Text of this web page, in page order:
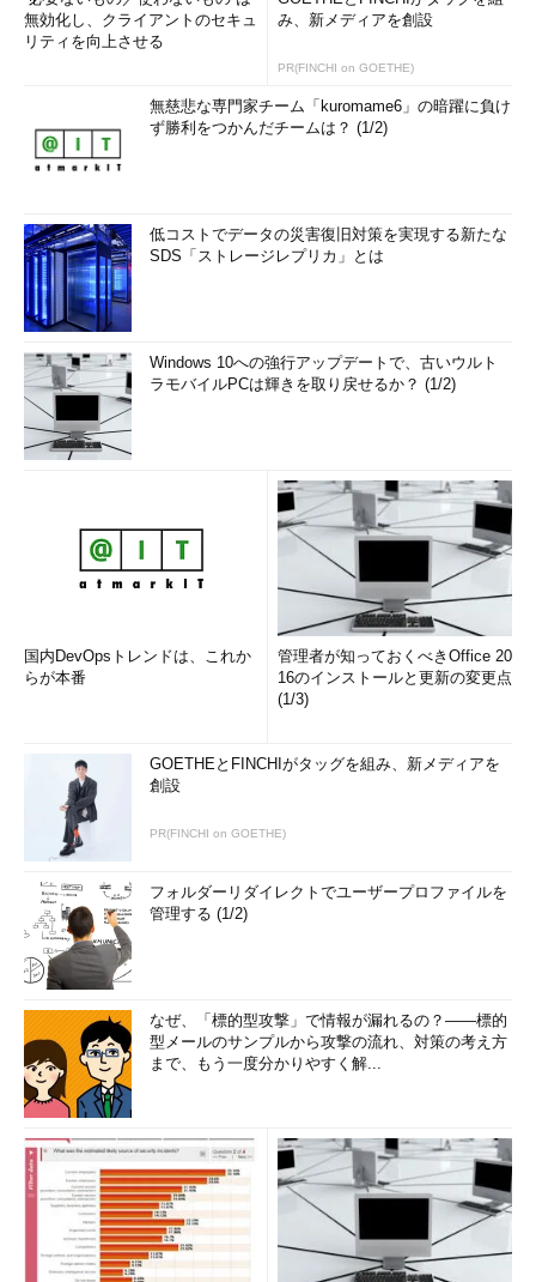
無効化し、クライアントのセキュ
リティを向上させる
み、新メディアを創設
PR(FINCHI on GOETHE)
無慈悲な専門家チーム「kuromame6」の暗躍に負け
ず勝利をつかんだチームは？ (1/2)
低コストでデータの災害復旧対策を実現する新たな
SDS「ストレージレプリカ」とは
Windows 10への強行アップデートで、古いウルト
ラモバイルPCは輝きを取り戻せるか？ (1/2)
国内DevOpsトレンドは、これか
らが本番
管理者が知っておくべきOffice 20
16のインストールと更新の変更点
(1/3)
GOETHEとFINCHIがタッグを組み、新メディアを
創設
PR(FINCHI on GOETHE)
フォルダーリダイレクトでユーザープロファイルを
管理する (1/2)
なぜ、「標的型攻撃」で情報が漏れるの？――標的
型メールのサンプルから攻撃の流れ、対策の考え方
まで、もう一度分かりやすく解...